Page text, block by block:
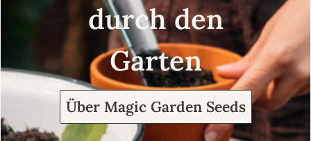
durch den
Garten
Über Magic Garden Seeds